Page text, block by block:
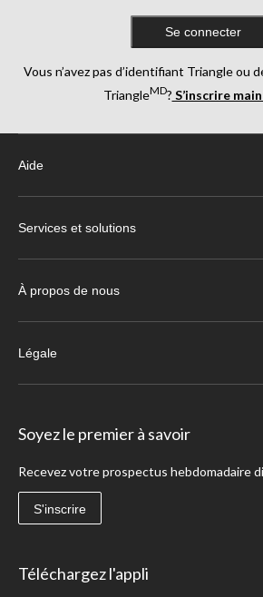
Se connecter
Vous n’avez pas d’identifiant Triangle ou
TriangleMD? S’inscrire
Aide
Services et solutions
À propos de nous
Légale
Soyez le premier à savoir
Recevez votre prospectus hebdomadaire
S'inscrire
Téléchargez l'appli